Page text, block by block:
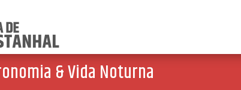
& Vida Noturna